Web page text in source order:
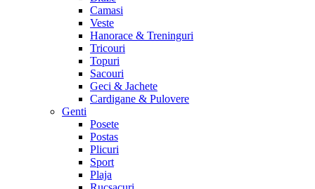
Camasi
Veste
Hanorace & Treninguri
Tricouri
Topuri
Sacouri
Geci & Jachete
Cardigane & Pulovere
Genti
Posete
Postas
Plicuri
Sport
Plaja